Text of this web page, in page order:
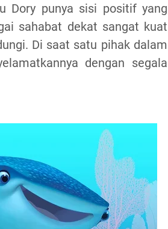
Dory punya sisi positif yang
sahabat dekat sangat kuat
Di saat satu pihak dalam
dengan segala